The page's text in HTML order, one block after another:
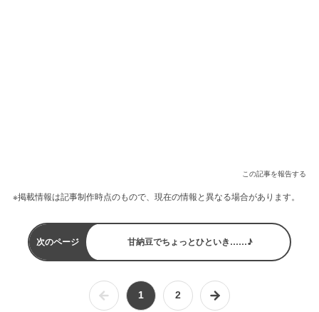
この記事を報告する
※掲載情報は記事制作時点のもので、現在の情報と異なる場合があります。
次のページ 甘納豆でちょっとひといき……♪
1 2